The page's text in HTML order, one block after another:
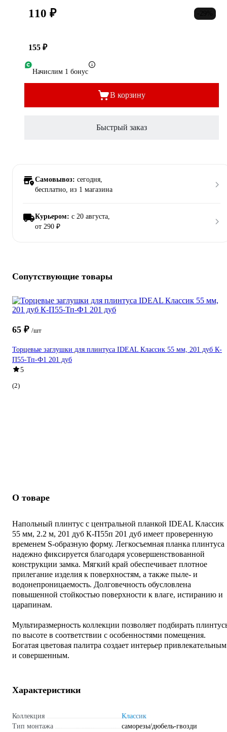
110 ₽
155 ₽
Начислим 1 бонус
В корзину
Быстрый заказ
Самовывоз: сегодня,
бесплатно, из 1 магазина
Курьером: c 20 августа,
от 290 ₽
Сопутствующие товары
65 ₽ /шт
Торцевые заглушки для плинтуса IDEAL Классик 55 мм, 201 дуб К-
П55-Тп-Ф1 201 дуб
5
(2)
О товаре
Напольный плинтус с центральной планкой IDEAL Классик
55 мм, 2.2 м, 201 дуб К-П55п 201 дуб имеет проверенную
временем S-образную форму. Легкосъемная планка плинтуса
надежно фиксируется благодаря усовершенствованной
конструкции замка. Мягкий край обеспечивает плотное
прилегание изделия к поверхностям, а также пыле- и
водонепроницаемость. Долговечность обусловлена
повышенной стойкостью поверхности к влаге, истиранию и
царапинам.
Мультиразмерность коллекции позволяет подбирать
по высоте в соответствии с особенностями помещения.
Богатая цветовая палитра создает интерьер привлекательным
и совершенным.
Характеристики
Коллекция
Классик
Тип монтажа
саморезы/дюбель-гвозди